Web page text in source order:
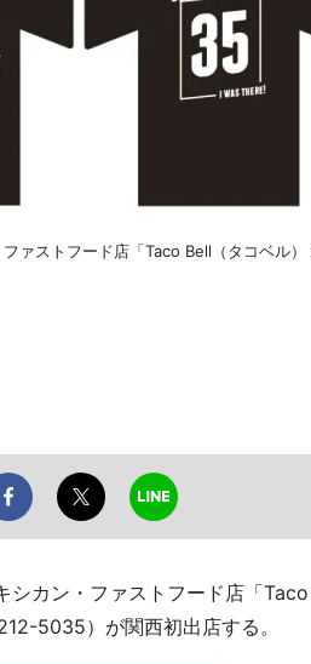
ァストフード店「Taco Bell（タコベル）
カン・ファストフード店「
5035）が関西初出店する。